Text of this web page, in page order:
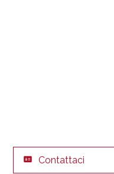
Contattaci